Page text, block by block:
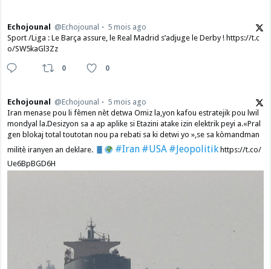
Echojounal @Echojounal
5 mois ago
Sport /Liga : Le Barça assure, le Real Madrid s’adjuge le Derby ! https://t.c
o/SW5kaGl3Zz
0 0
Echojounal @Echojounal
5 mois ago
Iran menase pou li fèmen nèt detwa Omiz la,yon kafou estratejik pou lwil
mondyal la.Desizyon sa a ap aplike si Etazini atake izin elektrik peyi a.​«Pral
gen blokaj total toutotan nou pa rebati sa ki detwi yo »,se sa kòmandman
militè iranyen an deklare.
#Iran #USA #Jeopolitikhttps://t.co/
Ue6BpBGD6H